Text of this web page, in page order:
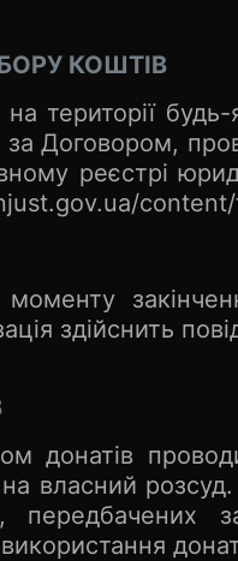
КОШТІВ
території будь-
Договором,
реєстрі
здійснить
донатів
власний